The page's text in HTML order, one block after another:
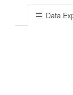
Data